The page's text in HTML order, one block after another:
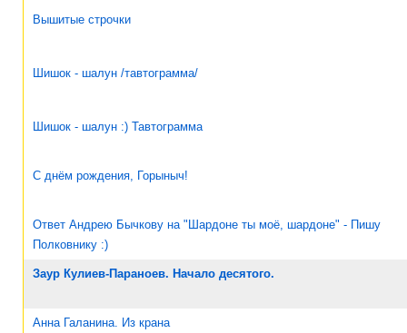
Вышитые строчки
Шишок - шалун /тавтограмма/
Шишок - шалун :) Тавтограмма
С днём рождения, Горыныч!
Ответ Андрею Бычкову на "Шардоне ты моё, шардоне" - Пишу
Полковнику :)
Заур Кулиев-Параноев. Начало десятого.
Анна Галанина. Из крана